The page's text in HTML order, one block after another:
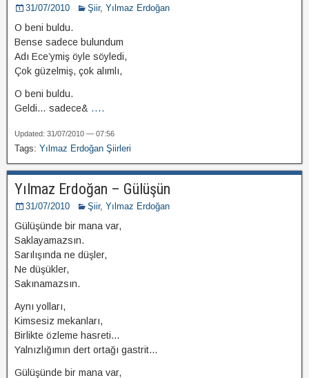
31/07/2010 Şiir, Yılmaz Erdoğan
O beni buldu.
Bense sadece bulundum
Adı Ece’ymiş öyle söyledi,
Çok güzelmiş, çok alımlı,
O beni buldu.
Geldi… sadece& ....
Updated: 31/07/2010 — 07:56
Tags: Yılmaz Erdoğan Şiirleri
Yılmaz Erdoğan – Gülüşün
31/07/2010 Şiir, Yılmaz Erdoğan
Gülüşünde bir mana var,
Saklayamazsın.
Sarılışında ne düşler,
Ne düşükler,
Sakınamazsın.
Aynı yolları,
Kimsesiz mekanları,
Birlikte özleme hasreti…
Yalnızlığımın dert ortağı gastrit…
Gülüşünde bir mana var,